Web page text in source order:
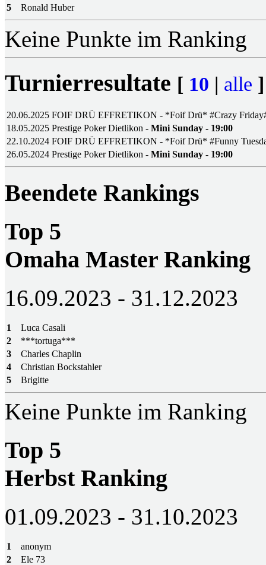
5
Ronald Huber
Keine Punkte im Ranking
Turnierresultate [ 10 | alle ]
20.06.2025 FOIF DRÜ EFFRETIKON - *Foif Drü* #Crazy
18.05.2025 Prestige Poker Dietlikon - Mini Sunday - 19:00
22.10.2024 FOIF DRÜ EFFRETIKON - *Foif Drü* #Funny
26.05.2024 Prestige Poker Dietlikon - Mini Sunday - 19:00
Beendete Rankings
Top 5
Omaha Master Ranking
16.09.2023 - 31.12.2023
1
Luca Casali
2
***tortuga***
3
Charles Chaplin
4
Christian Bockstahler
5
Brigitte
Keine Punkte im Ranking
Top 5
Herbst Ranking
01.09.2023 - 31.10.2023
1
anonym
2
Ele 73